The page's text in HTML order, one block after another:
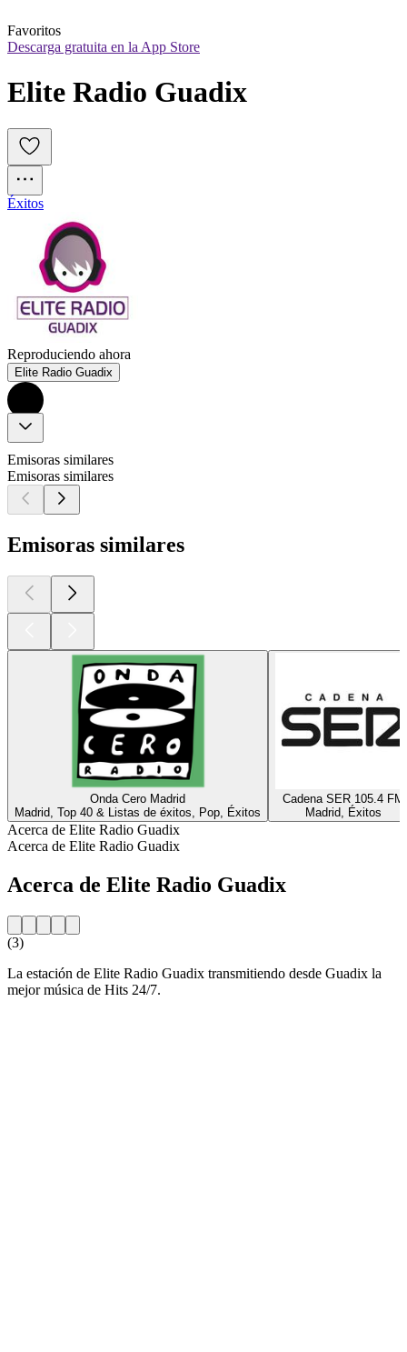
Favoritos
Descarga gratuita en la App Store
Elite Radio Guadix
Éxitos
Reproduciendo ahora
Elite Radio Guadix
Emisoras similares
Emisoras similares
Emisoras similares
Onda Cero Madrid
Madrid, Top 40 & Listas de éxitos, Pop, Éxitos
Cadena SER 105.4 FM
Madrid, Éxitos
Acerca de Elite Radio Guadix
Acerca de Elite Radio Guadix
Acerca de Elite Radio Guadix
(3)
La estación de Elite Radio Guadix transmitiendo desde Guadix la
mejor música de Hits 24/7.